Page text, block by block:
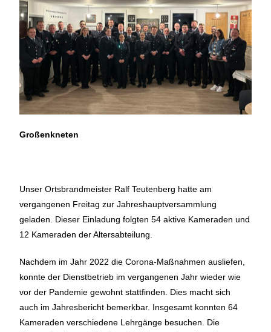
Großenkneten
Unser Ortsbrandmeister Ralf Teutenberg hatte am
vergangenen Freitag zur Jahreshauptversammlung
geladen. Dieser Einladung folgten 54 aktive Kameraden und
12 Kameraden der Altersabteilung.
Nachdem im Jahr 2022 die Corona-Maßnahmen ausliefen,
konnte der Dienstbetrieb im vergangenen Jahr wieder wie
vor der Pandemie gewohnt stattfinden. Dies macht sich
auch im Jahresbericht bemerkbar. Insgesamt konnten 64
Kameraden verschiedene Lehrgänge besuchen. Die